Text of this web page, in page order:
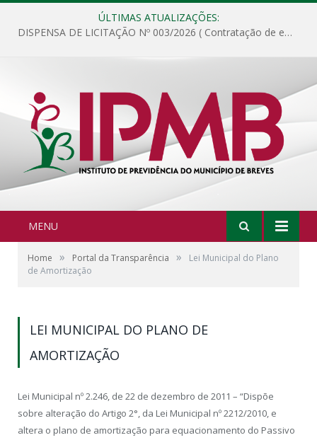
ÚLTIMAS ATUALIZAÇÕES:
DISPENSA DE LICITAÇÃO Nº 003/2026 ( Contratação de empresa para fornecimento de gêneros alimentícios não perecíveis, materiais de expediente, descartáveis, copa e cozinha, para análise e posterior publicação.)
MENU
Home » Portal da Transparência »
Lei Municipal do Plano
de Amortização
LEI MUNICIPAL DO PLANO DE
AMORTIZAÇÃO
Lei Municipal nº 2.246, de 22 de dezembro de 2011 – “Dispõe
sobre alteração do Artigo 2°, da Lei Municipal nº 2212/2010, e
altera o plano de amortização para equacionamento do Passivo